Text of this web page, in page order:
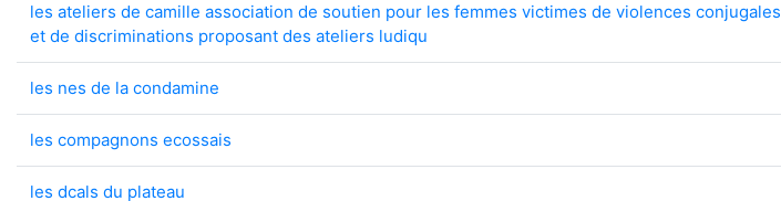
les ateliers de camille association de soutien pour les femmes victimes de violences conjugales
et de discriminations proposant des ateliers ludiqu
les nes de la condamine
les compagnons ecossais
les dcals du plateau